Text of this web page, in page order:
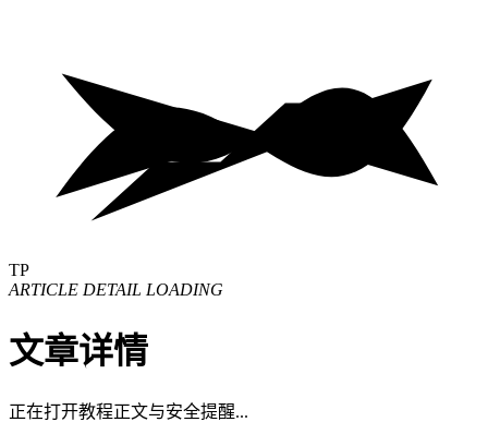
TP
ARTICLE DETAIL LOADING
文章详情
正在打开教程正文与安全提醒...